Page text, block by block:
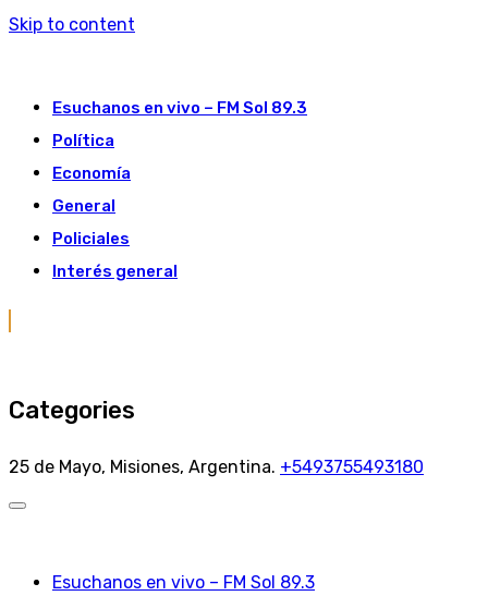
Skip to content
Esuchanos en vivo – FM Sol 89.3
Política
Economía
General
Policiales
Interés general
Categories
25 de Mayo, Misiones, Argentina. +5493755493180
Esuchanos en vivo – FM Sol 89.3